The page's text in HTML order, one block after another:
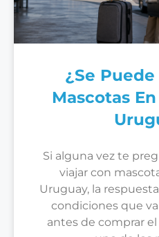
¿Se
Mascotas
Si alguna vez te
viajar con
Uruguay, la
condiciones que
antes de comprar